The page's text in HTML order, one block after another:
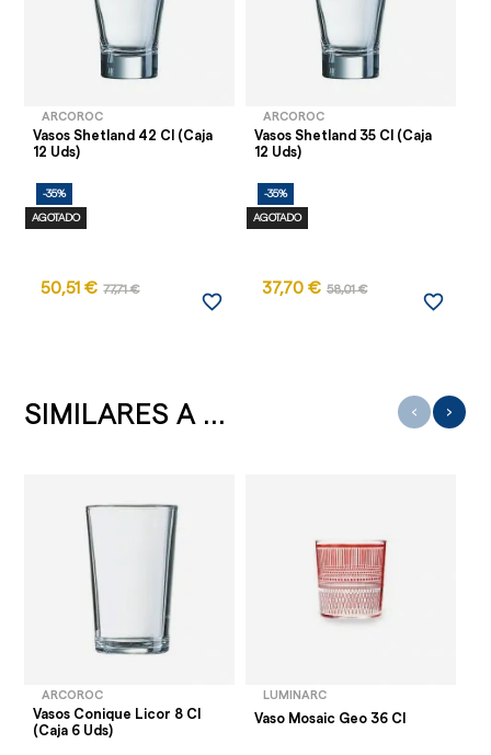
ARCOROC
Vasos Shetland 42 Cl (Caja
12 Uds)
-35%
AGOTADO
50,51 € 77,71 €
favorite_border
ARCOROC
Vasos Shetland 35 Cl (Caja
12 Uds)
-35%
AGOTADO
37,70 € 58,01 €
favorite_border
SIMILARES A ...
ARCOROC
Vasos Conique Licor 8 Cl
(Caja 6 Uds)
LUMINARC
Vaso Mosaic Geo 36 Cl
‹ ›